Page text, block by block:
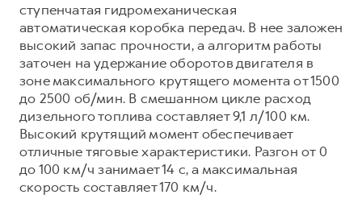
ступенчатая гидромеханическая
автоматическая коробка передач. В нее заложен
высокий запас прочности, а алгоритм работы
заточен на удержание оборотов двигателя в
зоне максимального крутящего момента от 1500
до 2500 об/мин. В смешанном цикле расход
дизельного топлива составляет 9,1 л/100 км.
Высокий крутящий момент обеспечивает
отличные тяговые характеристики. Разгон от 0
до 100 км/ч занимает 14 с, а максимальная
скорость составляет 170 км/ч.